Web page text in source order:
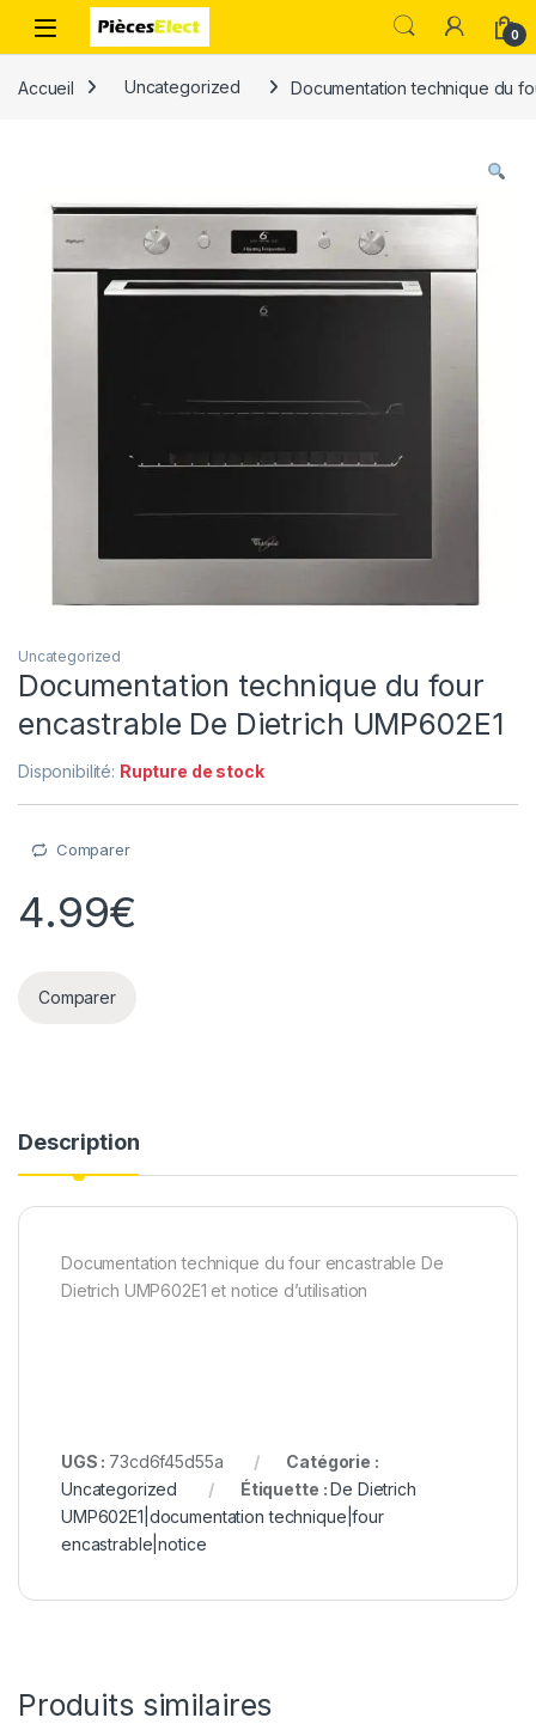
0
Accueil Uncategorized Documentation technique du
Uncategorized
Documentation technique du four
encastrable De Dietrich UMP602E1
Disponibilité: Rupture de stock
Comparer
4.99€
Comparer
Description
Documentation technique du four encastrable De
Dietrich UMP602E1 et notice d’utilisation
UGS : 73cd6f45d55a
Catégorie :
Uncategorized
Étiquette :De Dietrich
UMP602E1|documentation technique|four
encastrable|notice
Produits similaires